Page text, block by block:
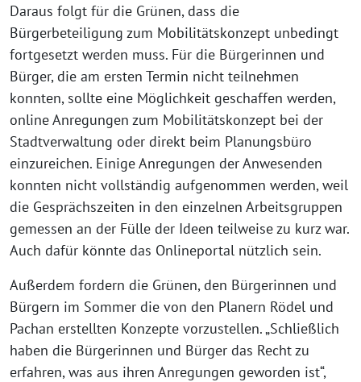
Daraus folgt für die Grünen, dass die
Bürgerbeteiligung zum Mobilitätskonzept unbedingt
fortgesetzt werden muss. Für die Bürgerinnen und
Bürger, die am ersten Termin nicht teilnehmen
konnten, sollte eine Möglichkeit geschaffen werden,
online Anregungen zum Mobilitätskonzept bei der
Stadtverwaltung oder direkt beim Planungsbüro
einzureichen. Einige Anregungen der Anwesenden
konnten nicht vollständig aufgenommen werden, weil
die Gesprächszeiten in den einzelnen Arbeitsgruppen
gemessen an der Fülle der Ideen teilweise zu kurz war.
Auch dafür könnte das Onlineportal nützlich sein.
Außerdem fordern die Grünen, den Bürgerinnen und
Bürgern im Sommer die von den Planern Rödel und
Pachan erstellten Konzepte vorzustellen. „Schließlich
haben die Bürgerinnen und Bürger das Recht zu
erfahren, was aus ihren Anregungen geworden ist“,